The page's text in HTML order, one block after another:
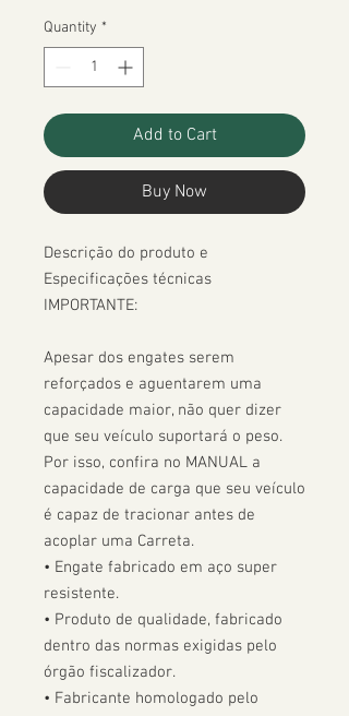
Quantity *
Add to Cart
Buy Now
Descrição do produto e
Especificações técnicas
IMPORTANTE:
Apesar dos engates serem
reforçados e aguentarem uma
capacidade maior, não quer dizer
que seu veículo suportará o peso.
Por isso, confira no MANUAL a
capacidade de carga que seu veículo
é capaz de tracionar antes de
acoplar uma Carreta.
• Engate fabricado em aço super
resistente.
• Produto de qualidade, fabricado
dentro das normas exigidas pelo
órgão fiscalizador.
• Fabricante homologado pelo